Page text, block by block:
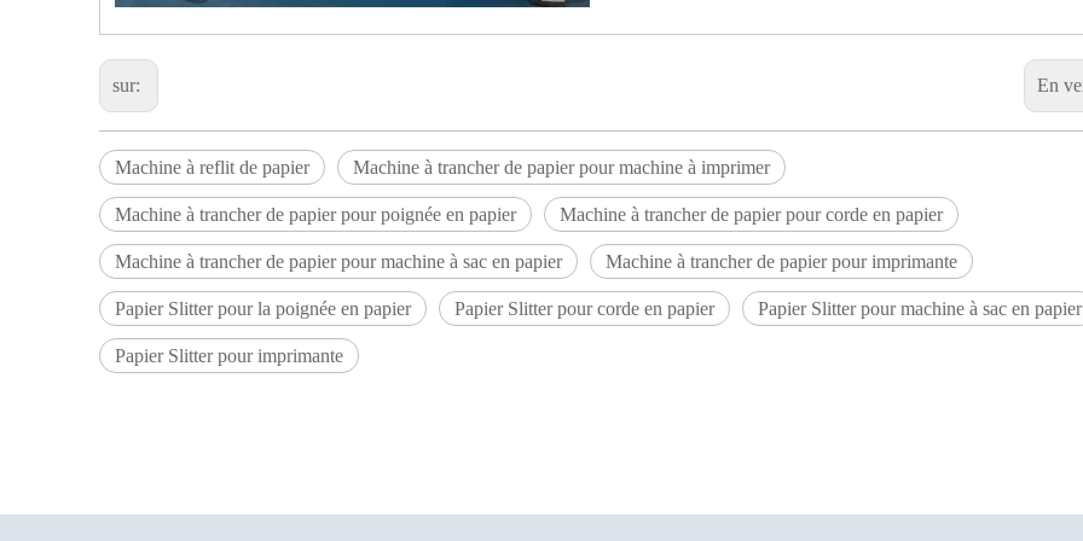
sur: En
Machine à reflit de papier Machine à trancher de papier pour machine à imprimer
Machine à trancher de papier pour poignée en papier Machine à trancher de papier pour corde en papier
Machine à trancher de papier pour machine à sac en papier Machine à trancher de papier pour imprimante
Papier Slitter pour la poignée en papier Papier Slitter pour corde en papier Papier Slitter pour machine à sac en papier
Papier Slitter pour imprimante